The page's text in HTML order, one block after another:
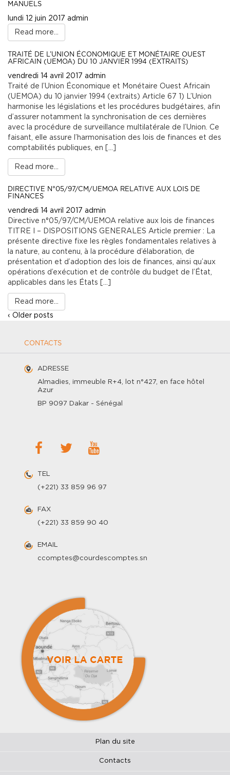
MANUELS
lundi 12 juin 2017 admin
Read more...
TRAITÉ DE L’UNION ÉCONOMIQUE ET MONÉTAIRE OUEST
AFRICAIN (UEMOA) DU 10 JANVIER 1994 (EXTRAITS)
vendredi 14 avril 2017 admin
Traité de l’Union Économique et Monétaire Ouest Africain
(UEMOA) du 10 janvier 1994 (extraits) Article 67 1) L’Union
harmonise les législations et les procédures budgétaires, afin
d’assurer notamment la synchronisation de ces dernières
avec la procédure de surveillance multilatérale de l’Union. Ce
faisant, elle assure l’harmonisation des lois de finances et des
comptabilités publiques, en […]
Read more...
DIRECTIVE N°05/97/CM/UEMOA RELATIVE AUX LOIS DE
FINANCES
vendredi 14 avril 2017 admin
Directive n°05/97/CM/UEMOA relative aux lois de finances
TITRE I – DISPOSITIONS GENERALES Article premier : La
présente directive fixe les règles fondamentales relatives à
la nature, au contenu, à la procédure d’élaboration, de
présentation et d’adoption des lois de finances, ainsi qu’aux
opérations d’exécution et de contrôle du budget de l’État,
applicables dans les États […]
Read more...
‹ Older posts
CONTACTS
ADRESSE
Almadies, immeuble R+4, lot n°427, en face hôtel
Azur
BP 9097 Dakar - Sénégal
TEL
(+221) 33 859 96 97
FAX
(+221) 33 859 90 40
EMAIL
ccomptes@courdescomptes.sn
Plan du site
Contacts